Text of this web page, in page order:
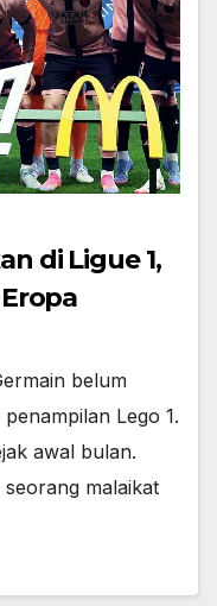
di Ligue 1,
belum
Lego 1.
awal bulan.
malaikat